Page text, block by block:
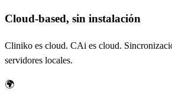
Cloud-based, sin instalación
Cliniko es cloud. CAi es cloud.
servidores locales.
🌍